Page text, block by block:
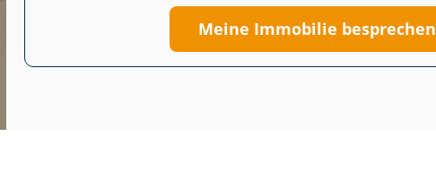
Meine Immobilie besprechen